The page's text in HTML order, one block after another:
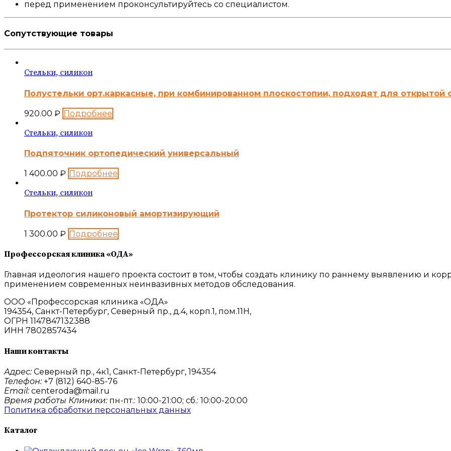
перед применением проконсультируйтесь со специалистом.
Сопутствующие товары
Стельки, силикон
Полустельки орт.каркасные, при комбинированном плоскостопии, подходят для открытой
920.00 ₽ Подробнее
Стельки, силикон
Подпяточник ортопедический универсальный
1 400.00 ₽ Подробнее
Стельки, силикон
Протектор силиконовый амортизирующий
1 300.00 ₽ Подробнее
Профессорская клиника «ОДА»
Главная идеология нашего проекта состоит в том, чтобы создать клинику по раннему выявлению и
применением современных неинвазивных методов обследования.
ООО «Профессорская клиника «ОДА»
194354, Санкт-Петербург, Северный пр., д.4, корп.1, пом.11Н,
ОГРН 1147847132388
ИНН 7802857434
Наши контакты
Адрес:Северный пр., 4к1, Санкт-Петербург, 194354
Телефон:+7 (812) 640-85-76
Email:centeroda@mail.ru
Время работы Клиники:пн-пт.: 10:00-21:00; сб.: 10:00-20:00
Политика обработки персональных данных
Каталог